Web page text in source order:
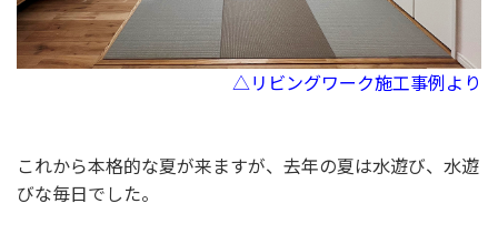
△リビングワーク施工事例より
これから本格的な夏が来ますが、去年の夏は水遊び、水遊
びな毎日でした。